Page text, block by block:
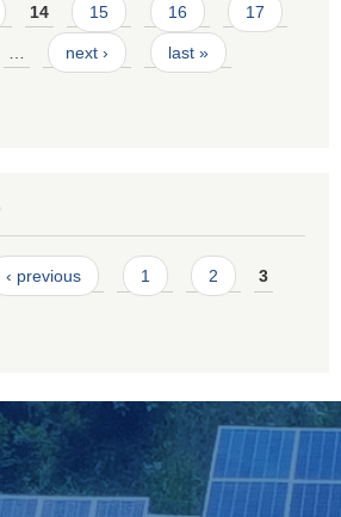
14 15 16 17
next › last »
‹ previous 1 2 3